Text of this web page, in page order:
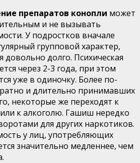
препаратов конопли может
и не вызывать
У подростков вначале
групповой характер,
довольно долго. Психическая
через 2-3 года, при этом
уже в одиночку. Более по­
и длительно принимавших
некоторые же переходят к
к алкоголю. Гашиш нередко
для других наркотиков.
у лиц, употребляющих
значительно медленнее, чем